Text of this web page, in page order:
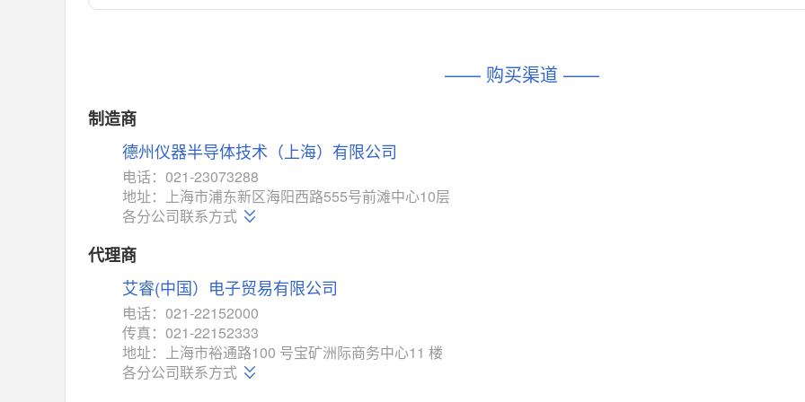
对比
MAX14760
M74HC4852 (意法-ST)
相同功能 相似度 52% 对比
相同功能
TC4052BFT (东芝-Toshiba)
相同功能 相似度 50%
ISL54233 (瑞萨-Renesas)
相同功能 相似度 49%
对比
相似度 44%
相同功能
SGM7232
—— 购买渠道 ——
制造商
德州仪器半导体技术（上海）有限公司
电话：021-23073288
地址：上海市浦东新区海阳西路555号前滩中心10层
各分公司联系方式
代理商
艾睿(中国）电子贸易有限公司
电话：021-22152000
传真：021-22152333
地址：上海市裕通路100 号宝矿洲际商务中心11 楼
各分公司联系方式